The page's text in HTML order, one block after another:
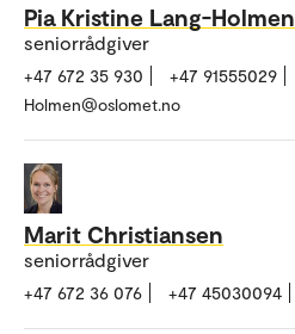
Pia Kristine Lang-Holmen
seniorrådgiver
+47 672 35 930 +47 91555029
Holmen@oslomet.no
Marit Christiansen
seniorrådgiver
+47 672 36 076 +47 45030094